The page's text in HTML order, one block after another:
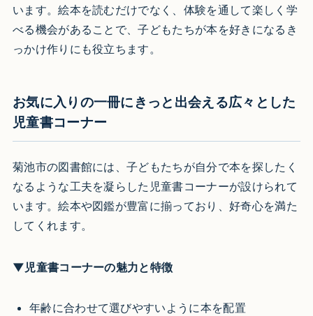
います。絵本を読むだけでなく、体験を通して楽しく学
べる機会があることで、子どもたちが本を好きになるき
っかけ作りにも役立ちます。
お気に入りの一冊にきっと出会える広々とした
児童書コーナー
菊池市の図書館には、子どもたちが自分で本を探したく
なるような工夫を凝らした児童書コーナーが設けられて
います。絵本や図鑑が豊富に揃っており、好奇心を満た
してくれます。
▼児童書コーナーの魅力と特徴
年齢に合わせて選びやすいように本を配置